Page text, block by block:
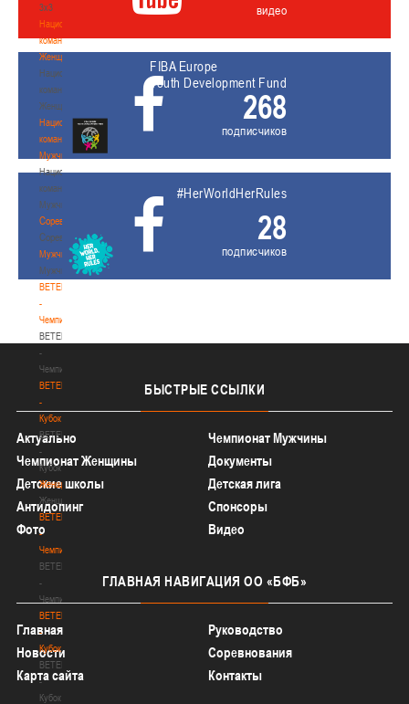
3х3
Национальная
команда.
Женщины
Национальная
команда.
Женщины
Национальная
команда.
Мужчины
Национальная
команда.
Мужчины
Соревнования
Соревнования
Мужчины
Мужчины
BETERA
-
Чемпионат
BETERA
-
Чемпионат
BETERA
-
Кубок
BETERA
-
Кубок
Женщины
Женщины
BETERA
-
Чемпионат
BETERA
-
Чемпионат
BETERA
-
Кубок
BETERA
-
Кубок
видео
FIBA Europe
Youth Development Fund
268
подписчиков
#HerWorldHerRules
28
подписчиков
БЫСТРЫЕ ССЫЛКИ
Актуально
Чемпионат Мужчины
Чемпионат Женщины
Документы
Детские школы
Детская лига
Антидопинг
Спонсоры
Фото
Видео
ГЛАВНАЯ НАВИГАЦИЯ ОО «БФБ»
Главная
Руководство
Новости
Соревнования
Карта сайта
Контакты